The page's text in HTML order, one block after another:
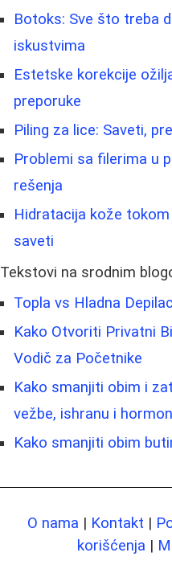
Botoks: Sve što treba
iskustvima
Estetske korekcije
preporuke
Piling za lice: Saveti,
Problemi sa filerima u
rešenja
Hidratacija kože
saveti
Tekstovi na srodnim
Topla vs Hladna
Kako Otvoriti Privatni
Vodič za Početnike
Kako smanjiti obim i
vežbe, ishranu i
Kako smanjiti obim
O nama | Kontakt |
korišćenja |